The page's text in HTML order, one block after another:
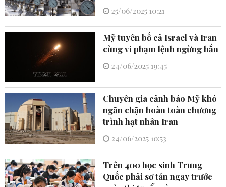
25/06/2025 10:21
Mỹ tuyên bố cả Israel và Iran
cùng vi phạm lệnh ngừng bắn
24/06/2025 19:45
Chuyên gia cảnh báo Mỹ khó
ngăn chặn hoàn toàn chương
trình hạt nhân Iran
24/06/2025 10:53
Trên 400 học sinh Trung
Quốc phải sơ tán ngay trước